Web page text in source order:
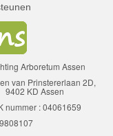
Arboretum Assen
van Prinstererlaan 2D,
9402 KD Assen
nummer : 04061659